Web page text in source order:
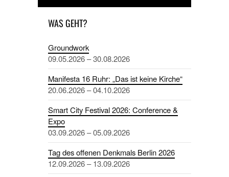
WAS GEHT?
Groundwork
09.05.2026 – 30.08.2026
Manifesta 16 Ruhr: „Das ist keine Kirche“
20.06.2026 – 04.10.2026
Smart City Festival 2026: Conference &
Expo
03.09.2026 – 05.09.2026
Tag des offenen Denkmals Berlin 2026
12.09.2026 – 13.09.2026